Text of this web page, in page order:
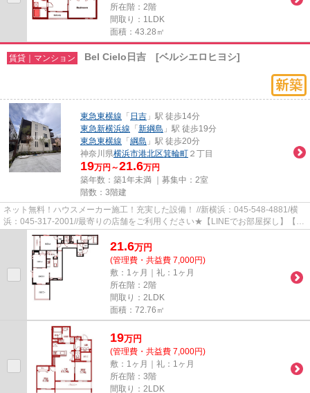
所在階：2階
間取り：1LDK
面積：43.28㎡
賃貸｜マンション Bel Cielo日吉 [ベルシエロヒヨシ]
東急東横線 「 日吉 」駅 徒歩14分
東急新横浜線 「 新綱島 」駅 徒歩19分
東急東横線 「 綱島 」駅 徒歩20分
神奈川県横浜市港北区箕輪町 ２丁目
19万円～21.6万円
築年数：築1年未満 ｜募集中： 2室
階数：3階建
ネット無料！ハウスメーカー施工！充実した設備！ //新横浜：045-548-4881/横
浜：045-317-2001//最寄りの店舗をご利用ください★【LINEでお部屋探し】【初
期費用分割払い】【19時以降も...
21.6万円
(管理費・共益費 7,000円)
敷：1ヶ月｜礼：1ヶ月
所在階：2階
間取り：2LDK
面積：72.76㎡
19万円
(管理費・共益費 7,000円)
敷：1ヶ月｜礼：1ヶ月
所在階：3階
間取り：2LDK